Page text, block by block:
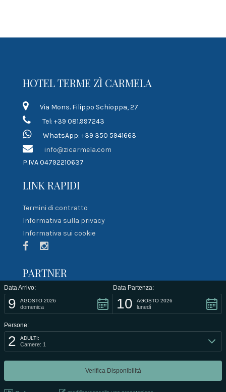
HOTEL TERME ZÌ CARMELA
Via Mons. Filippo Schioppa, 27
Tel: +39 081.997243
WhatsApp: +39 350 5941663
info@zicarmela.com
P.IVA 04792210637
LINK RAPIDI
Termini di contratto
Informativa sulla privacy
Informativa sui cookie
PARTNER
@2021 Developed bySmartlab di Maltese Rosario
Data Arrivo:
9 AGOSTO 2026
domenica
Data Partenza:
10 AGOSTO 2026
lunedì
Persone:
2 ADULTI:
Camere: 1